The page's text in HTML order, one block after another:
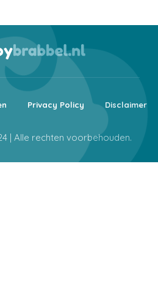
Privacy Policy Disclaimer
| Alle rechten voorbehouden.